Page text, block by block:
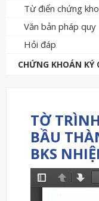
Từ điển chứng
Văn bản pháp quy
Hỏi đáp
CHỨNG KHOÁN KÝ
TỜ
BẦU
BKS